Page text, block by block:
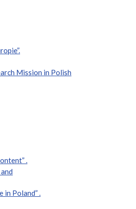
Mission in Polish
.
in Poland” .